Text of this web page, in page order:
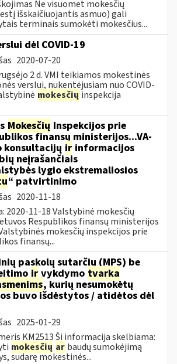
Ne visuomet mokesčių
išskaičiuojantis asmuo) gali
terminais sumokėti mokesčius...
dėl COVID-19
2020-07-20
2 d. VMI teikiamos mokestinės
verslui, nukentėjusiam nuo COVID-
mokesčių inspekcija
Mokesčių Inspekcijos prie
finansų ministerijos...VA-
konsultacijų ir informacijos
neįrašančiais
lygio ekstremaliosios
“ patvirtinimo
2020-11-18
2020-11-18 Valstybinė mokesčių
Respublikos finansų ministerijos
mokesčių inspekcijos prie
finansų...
paskolų sutarčių (MPS) be
ir vykdymo tvarka
, kurių nesumokėtų
buvo išdėstytos / atidėtos dėl
2025-01-29
KM2513 Ši informacija skelbiama:
mokesčių ar baudų sumokėjimą
sudarę mokestinės...